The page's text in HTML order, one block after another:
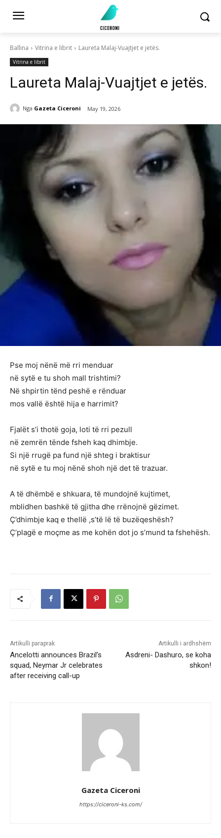
Ballina Vitrina e librit Laureta Malaj-Vuajtjet e jetës.
Vitrina e librit
Laureta Malaj-Vuajtjet e jetës.
Nga Gazeta Ciceroni May 19, 2026
Pse moj nënë më rri menduar
në sytë e tu shoh mall trishtimi?
Në shpirtin tënd peshë e rënduar
mos vallë është hija e harrimit?
Fjalët s’i thotë goja, loti të rri pezull
në zemrën tënde fsheh kaq dhimbje.
Si një rrugë pa fund një shteg i braktisur
në sytë e tu moj nënë shoh një det të trazuar.
A të dhëmbë e shkuara, të mundojnë kujtimet,
mblidhen bashkë të gjitha dhe rrënojnë gëzimet.
Ç’dhimbje kaq e thellë ,s’të lë të buzëqeshësh?
Ç’plagë e moçme as me kohën dot jo s’mund ta fshehësh.
Artikulli paraprak
Ancelotti announces Brazil’s
squad, Neymar Jr celebrates
after receiving call-up
Artikulli i ardhshëm
Asdreni- Dashuro, se koha
shkon!
Gazeta Ciceroni
https://ciceroni-ks.com/